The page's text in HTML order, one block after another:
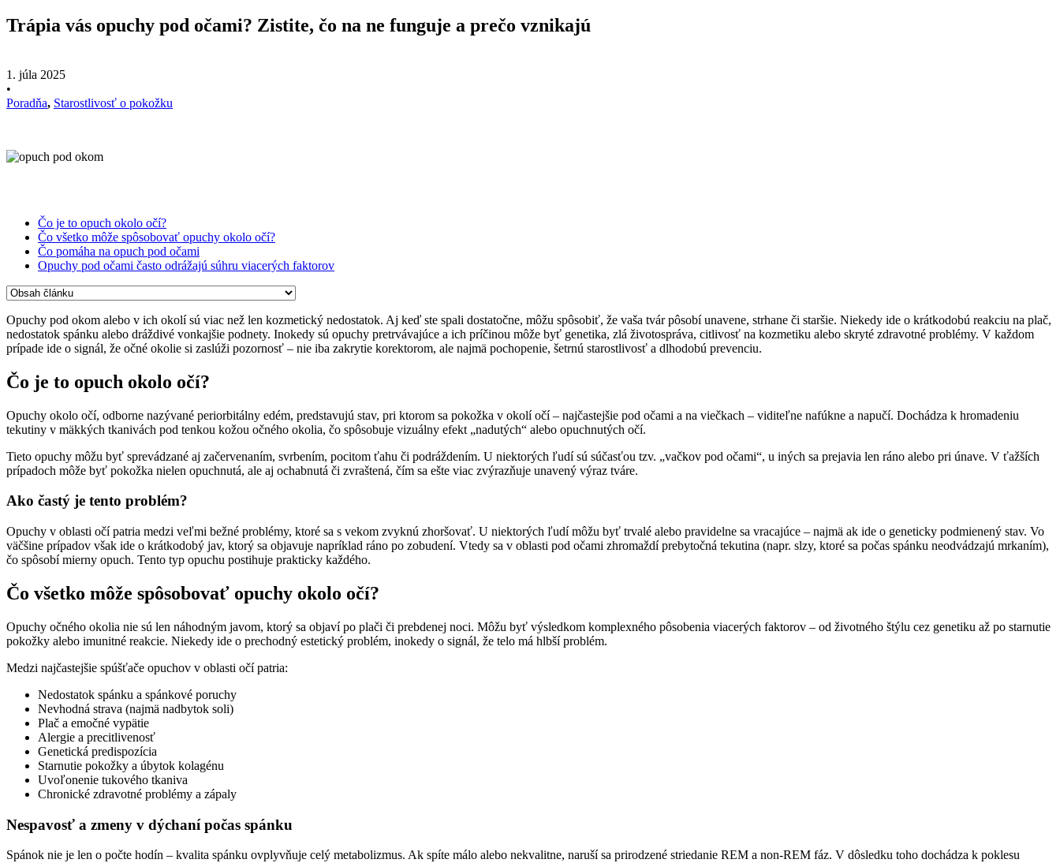
Trápia vás opuchy pod očami? Zistite, čo na ne funguje a prečo vznikajú
1. júla 2025
•
Poradňa, Starostlivosť o pokožku
Čo je to opuch okolo očí?
Čo všetko môže spôsobovať opuchy okolo očí?
Čo pomáha na opuch pod očami
Opuchy pod očami často odrážajú súhru viacerých faktorov
Opuchy pod okom alebo v ich okolí sú viac než len kozmetický nedostatok. Aj keď ste spali dostatočne, môžu spôsobiť, že vaša tvár pôsobí unavene, strhane či staršie. Niekedy ide o krátkodobú reakciu na plač,
nedostatok spánku alebo dráždivé vonkajšie podnety. Inokedy sú opuchy pretrvávajúce a ich príčinou môže byť genetika, zlá životospráva, citlivosť na kozmetiku alebo skryté zdravotné problémy. V každom
prípade ide o signál, že očné okolie si zaslúži pozornosť – nie iba zakrytie korektorom, ale najmä pochopenie, šetrnú starostlivosť a dlhodobú prevenciu.
Čo je to opuch okolo očí?
Opuchy okolo očí, odborne nazývané periorbitálny edém, predstavujú stav, pri ktorom sa pokožka v okolí očí – najčastejšie pod očami a na viečkach – viditeľne nafúkne a napučí. Dochádza k hromadeniu
tekutiny v mäkkých tkanivách pod tenkou kožou očného okolia, čo spôsobuje vizuálny efekt „nadutých“ alebo opuchnutých očí.
Tieto opuchy môžu byť sprevádzané aj začervenaním, svrbením, pocitom ťahu či podráždením. U niektorých ľudí sú súčasťou tzv. „vačkov pod očami“, u iných sa prejavia len ráno alebo pri únave. V ťažších
prípadoch môže byť pokožka nielen opuchnutá, ale aj ochabnutá či zvraštená, čím sa ešte viac zvýrazňuje unavený výraz tváre.
Ako častý je tento problém?
Opuchy v oblasti očí patria medzi veľmi bežné problémy, ktoré sa s vekom zvyknú zhoršovať. U niektorých ľudí môžu byť trvalé alebo pravidelne sa vracajúce – najmä ak ide o geneticky podmienený stav. Vo
väčšine prípadov však ide o krátkodobý jav, ktorý sa objavuje napríklad ráno po zobudení. Vtedy sa v oblasti pod očami zhromaždí prebytočná tekutina (napr. slzy, ktoré sa počas spánku neodvádzajú mrkaním),
čo spôsobí mierny opuch. Tento typ opuchu postihuje prakticky každého.
Čo všetko môže spôsobovať opuchy okolo očí?
Opuchy očného okolia nie sú len náhodným javom, ktorý sa objaví po plači či prebdenej noci. Môžu byť výsledkom komplexného pôsobenia viacerých faktorov – od životného štýlu cez genetiku až po starnutie
pokožky alebo imunitné reakcie. Niekedy ide o prechodný estetický problém, inokedy o signál, že telo má hlbší problém.
Medzi najčastejšie spúšťače opuchov v oblasti očí patria:
Nedostatok spánku a spánkové poruchy
Nevhodná strava (najmä nadbytok soli)
Plač a emočné vypätie
Alergie a precitlivenosť
Genetická predispozícia
Starnutie pokožky a úbytok kolagénu
Uvoľonenie tukového tkaniva
Chronické zdravotné problémy a zápaly
Nespavosť a zmeny v dýchaní počas spánku
Spánok nie je len o počte hodín – kvalita spánku ovplyvňuje celý metabolizmus. Ak spíte málo alebo nekvalitne, naruší sa prirodzené striedanie REM a non-REM fáz. V dôsledku toho dochádza k poklesu